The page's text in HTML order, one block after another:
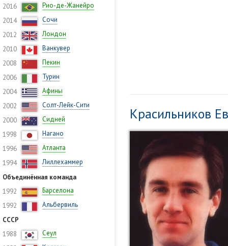
2016
Рио-де-Жанейро
2014
Сочи
2012
Лондон
2010
Ванкувер
2008
Пекин
2006
Турин
2004
Афины
2002
Солт-Лейк-Сити
2000
Сидней
1998
Нагано
1996
Атланта
1994
Лиллехаммер
Объединённая команда
1992
Барселона
1992
Альбервиль
СССР
1988
Сеул
Красильников